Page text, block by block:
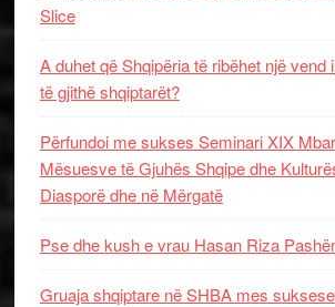
Slice
A duhet që Shqipëria të ribëhet një vend
të gjithë shqiptarët?
Përfundoi me sukses Seminari XIX
Mësuesve të Gjuhës Shqipe dhe
Diasporë dhe në Mërgatë
Pse dhe kush e vrau Hasan Riza
Gruaja shqiptare në SHBA mes